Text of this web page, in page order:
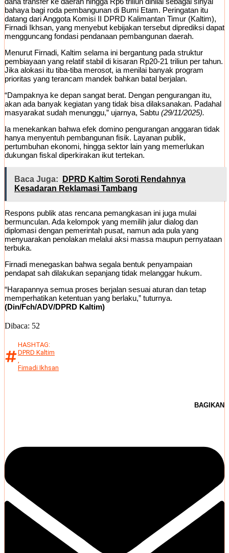
bahaya bagi roda pembangunan di Bumi Etam. Peringatan itu
datang dari Anggota Komisi II DPRD Kalimantan Timur (Kaltim),
Firnadi Ikhsan, yang menyebut kebijakan tersebut diprediksi dapat
mengguncang fondasi pendanaan pembangunan daerah.
Menurut Firnadi, Kaltim selama ini bergantung pada struktur
pembiayaan yang relatif stabil di kisaran Rp20-21 triliun per tahun.
Jika alokasi itu tiba-tiba merosot, ia menilai banyak program
prioritas yang terancam mandek bahkan batal berjalan.
“Dampaknya ke depan sangat berat. Dengan pengurangan itu,
akan ada banyak kegiatan yang tidak bisa dilaksanakan. Padahal
masyarakat sudah menunggu,” ujarnya, Sabtu (29/11/2025).
Ia menekankan bahwa efek domino pengurangan anggaran tidak
hanya menyentuh pembangunan fisik. Layanan publik,
pertumbuhan ekonomi, hingga sektor lain yang memerlukan
dukungan fiskal diperkirakan ikut tertekan.
Baca Juga:
DPRD Kaltim Soroti Rendahnya
Kesadaran Reklamasi Tambang
Respons publik atas rencana pemangkasan ini juga mulai
bermunculan. Ada kelompok yang memilih jalur dialog dan
diplomasi dengan pemerintah pusat, namun ada pula yang
menyuarakan penolakan melalui aksi massa maupun pernyataan
terbuka.
Firnadi menegaskan bahwa segala bentuk penyampaian
pendapat sah dilakukan sepanjang tidak melanggar hukum.
“Harapannya semua proses berjalan sesuai aturan dan tetap
memperhatikan ketentuan yang berlaku,” tuturnya.
(Din/Fch/ADV/DPRD Kaltim)
Dibaca: 52
HASHTAG:
DPRD Kaltim
,
Firnadi Ikhsan
BAGIKAN